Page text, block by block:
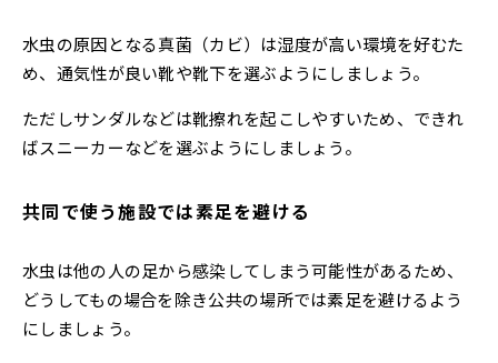
水虫の原因となる真菌（カビ）は湿度が高い環境を好むた
め、通気性が良い靴や靴下を選ぶようにしましょう。
ただしサンダルなどは靴擦れを起こしやすいため、できれ
ばスニーカーなどを選ぶようにしましょう。
共同で使う施設では素足を避ける
水虫は他の人の足から感染してしまう可能性があるため、
どうしてもの場合を除き公共の場所では素足を避けるよう
にしましょう。